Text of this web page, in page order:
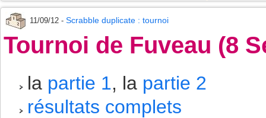
11/09/12 - Scrabble duplicate : tournoi
Tournoi de Fuveau (8
la partie 1, la partie 2
résultats complets